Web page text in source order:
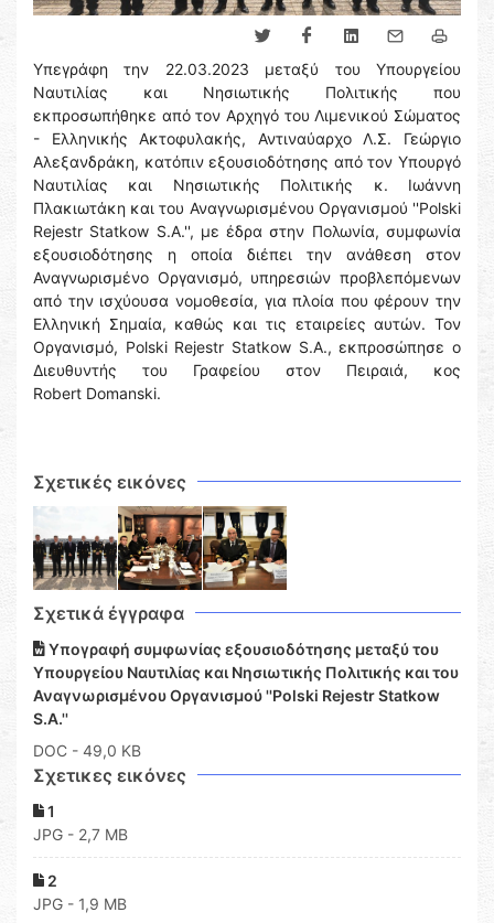
Υπεγράφη την 22.03.2023 μεταξύ του Υπουργείου
Ναυτιλίας και Νησιωτικής Πολιτικής που
εκπροσωπήθηκε από τον Αρχηγό του Λιμενικού Σώματος
- Ελληνικής Ακτοφυλακής, Αντιναύαρχο Λ.Σ. Γεώργιο
Αλεξανδράκη, κατόπιν εξουσιοδότησης από τον Υπουργό
Ναυτιλίας και Νησιωτικής Πολιτικής κ. Ιωάννη
Πλακιωτάκη και του Αναγνωρισμένου Οργανισμού ''Polski
Rejestr Statkow S.A.'', με έδρα στην Πολωνία, συμφωνία
εξουσιοδότησης η οποία διέπει την ανάθεση στον
Αναγνωρισμένο Οργανισμό, υπηρεσιών προβλεπόμενων
από την ισχύουσα νομοθεσία, για πλοία που φέρουν την
Ελληνική Σημαία, καθώς και τις εταιρείες αυτών. Τον
Οργανισμό, Polski Rejestr Statkow S.A., εκπροσώπησε ο
Διευθυντής του Γραφείου στον Πειραιά, κος
Robert Domanski.
Σχετικές εικόνες
Σχετικά έγγραφα
Υπογραφή συμφωνίας εξουσιοδότησης μεταξύ του
Υπουργείου Ναυτιλίας και Νησιωτικής Πολιτικής και του
Αναγνωρισμένου Οργανισμού ''Polski Rejestr Statkow
S.A.''
DOC - 49,0 KB
Σχετικες εικόνες
1
JPG - 2,7 MB
2
JPG - 1,9 MB